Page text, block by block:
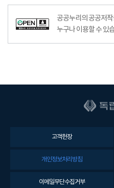
공공누리의 공공저
누구나 이용할 수 있
고객헌장
개인정보처리방침
이메일무단수집거부